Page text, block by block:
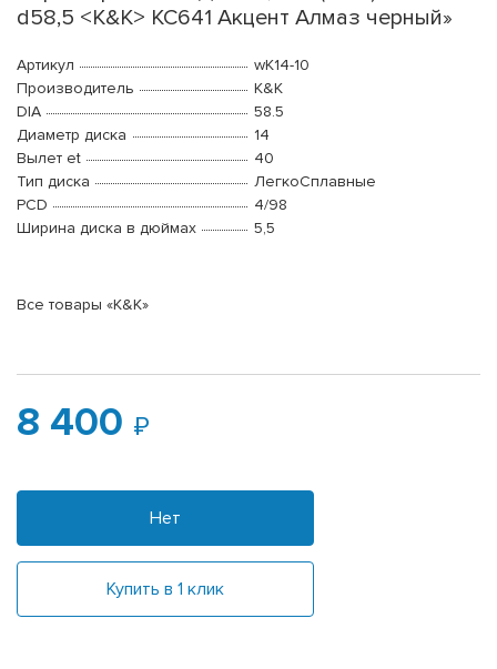
d58,5 <K&K> КС641 Акцент Алмаз черный»
Артикул
wK14-10
Производитель
K&K
DIA
58.5
Диаметр диска
14
Вылет et
40
Тип диска
ЛегкоСплавные
PCD
4/98
Ширина диска в дюймах
5,5
Все товары «K&K»
8 400
Нет
Купить в 1 клик